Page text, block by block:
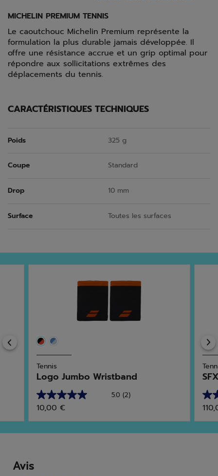
MICHELIN PREMIUM TENNIS
Le caoutchouc Michelin Premium représente la
formulation la plus durable jamais développée. Il
offre une résistance accrue et un grip optimal pour
répondre aux sollicitations extrêmes des
déplacements du tennis.
CARACTÉRISTIQUES TECHNIQUES
Poids 325 g
Coupe Standard
Drop 10 mm
Surface Toutes les surfaces
Previous
Tennis
Logo Jumbo Wristband
5.0 (2)
5.0
sur
5
étoiles.
10,00 €
3.0
sur
5